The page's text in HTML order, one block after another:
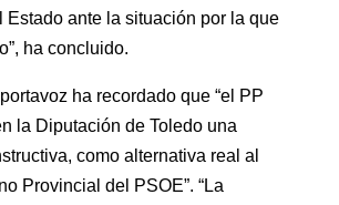
Estado ante la situación por la que
ha concluido.
ha recordado que “el PP
la Diputación de Toledo una
como alternativa real al
Provincial del PSOE”. “La